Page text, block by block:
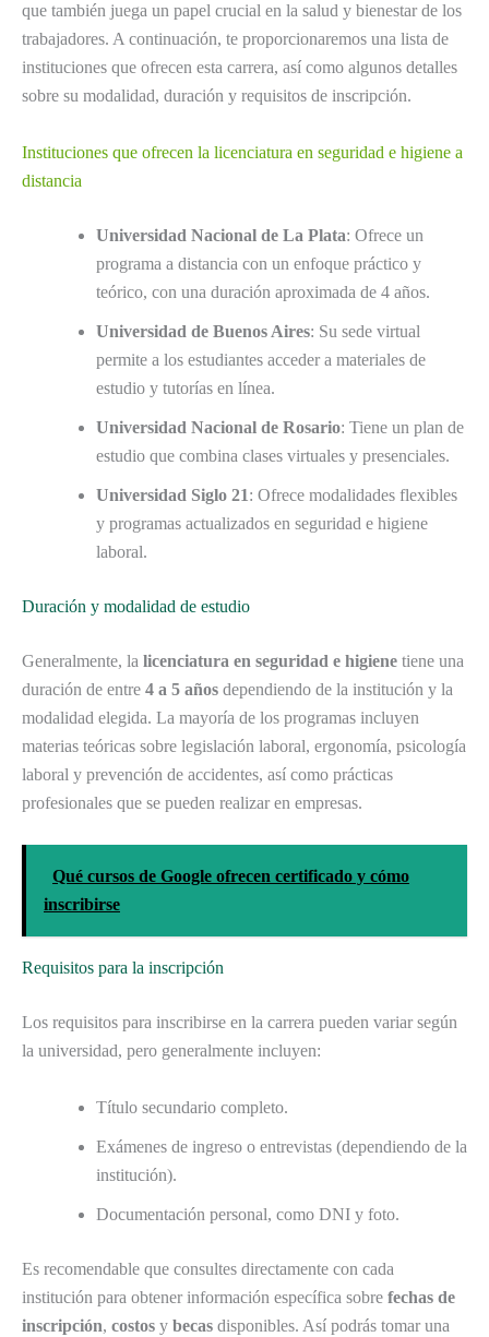
que también juega un papel crucial en la salud y bienestar de los
trabajadores. A continuación, te proporcionaremos una lista de
instituciones que ofrecen esta carrera, así como algunos detalles
sobre su modalidad, duración y requisitos de inscripción.
Instituciones que ofrecen la licenciatura en seguridad e higiene a
distancia
Universidad Nacional de La Plata: Ofrece un
programa a distancia con un enfoque práctico y
teórico, con una duración aproximada de 4 años.
Universidad de Buenos Aires: Su sede virtual
permite a los estudiantes acceder a materiales de
estudio y tutorías en línea.
Universidad Nacional de Rosario: Tiene un plan de
estudio que combina clases virtuales y presenciales.
Universidad Siglo 21: Ofrece modalidades flexibles
y programas actualizados en seguridad e higiene
laboral.
Duración y modalidad de estudio
Generalmente, la licenciatura en seguridad e higiene tiene una
duración de entre 4 a 5 años dependiendo de la institución y la
modalidad elegida. La mayoría de los programas incluyen
materias teóricas sobre legislación laboral, ergonomía, psicología
laboral y prevención de accidentes, así como prácticas
profesionales que se pueden realizar en empresas.
Qué cursos de Google ofrecen certificado y cómo
inscribirse
Requisitos para la inscripción
Los requisitos para inscribirse en la carrera pueden variar según
la universidad, pero generalmente incluyen:
Título secundario completo.
Exámenes de ingreso o entrevistas (dependiendo de la
institución).
Documentación personal, como DNI y foto.
Es recomendable que consultes directamente con cada
institución para obtener información específica sobre fechas de
inscripción, costos y becas disponibles. Así podrás tomar una